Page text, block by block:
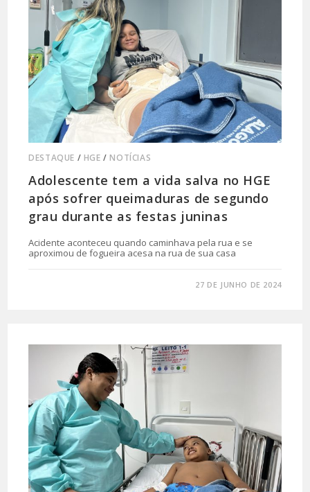
DESTAQUE / HGE /NOTÍCIAS
Adolescente tem a vida salva no HGE
após sofrer queimaduras de segundo
grau durante as festas juninas
Acidente aconteceu quando caminhava pela rua e se
aproximou de fogueira acesa na rua de sua casa
27 DE JUNHO DE 2024